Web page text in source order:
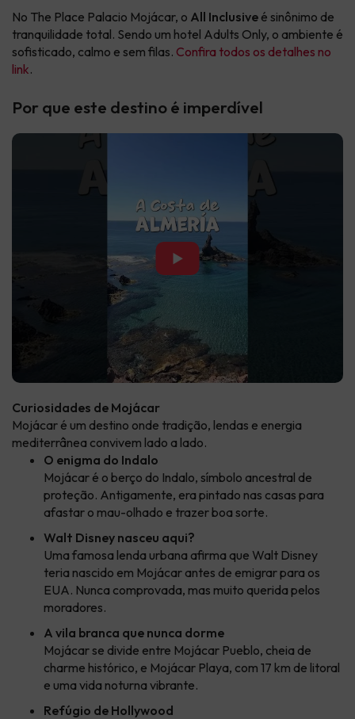
No The Place Palacio Mojácar, o All Inclusive é sinônimo de
tranquilidade total. Sendo um hotel Adults Only, o ambiente é
sofisticado, calmo e sem filas. Confira todos os detalhes no
link.
Por que este destino é imperdível
▶
Curiosidades de Mojácar
Mojácar é um destino onde tradição, lendas e energia
mediterrânea convivem lado a lado.
O enigma do Indalo
Mojácar é o berço do Indalo, símbolo ancestral de
proteção. Antigamente, era pintado nas casas para
afastar o mau-olhado e trazer boa sorte.
Walt Disney nasceu aqui?
Uma famosa lenda urbana afirma que Walt Disney
teria nascido em Mojácar antes de emigrar para os
EUA. Nunca comprovada, mas muito querida pelos
moradores.
A vila branca que nunca dorme
Mojácar se divide entre Mojácar Pueblo, cheia de
charme histórico, e Mojácar Playa, com 17 km de litoral
e uma vida noturna vibrante.
Refúgio de Hollywood